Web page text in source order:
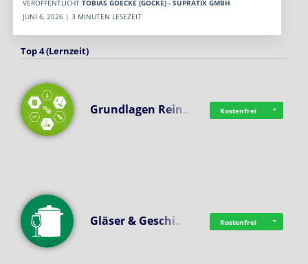
VERÖFFENTLICHT TOBIAS GOECKE (GÖCKE) - SUPRATIX GMBH
JUNI 6, 2026 | 3 MINUTEN LESEZEIT
Top 4 (Lernzeit)
Grundlagen Rein… Kostenfrei
Gläser & Geschi… Kostenfrei